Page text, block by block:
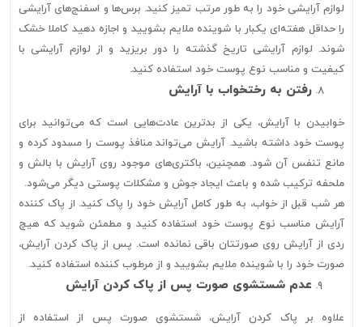
لوازم آرایشی خود را به طور مرتب تمیز کنید. برس‌ها و اسفنج‌های آرایشی
را حداقل هفته‌ای یکبار با شوینده ملایم بشویید و اجازه دهید کاملا خشک
شوند. لوازم آرایشی تاریخ گذشته را دور بریزید و از لوازم آرایشی با
کیفیت و مناسب نوع پوست خود استفاده کنید.
رفتن به رختخواب با آرایش
خوابیدن با آرایش، یکی از بدترین عادت‌هایی است که می‌توانید برای
پوست خود داشته باشید. آرایش می‌تواند منافذ پوست را مسدود کرده و
مانع تنفس آن شود. همچنین، باکتری‌های موجود روی آرایش با بالش و
ملحفه ترکیب شده و باعث ایجاد جوش و مشکلات پوستی دیگر می‌شود.
هر شب قبل از خواب، به طور کامل آرایش خود را پاک کنید. از پاک کننده
آرایش مناسب نوع پوست خود استفاده کنید و مطمئن شوید که هیچ
ردی از آرایش روی صورتتان باقی نمانده است. پس از پاک کردن آرایش،
صورت خود را با شوینده ملایم بشویید و از مرطوب کننده استفاده کنید.
عدم شستشوی صورت پس از پاک کردن آرایش
علاوه بر پاک کردن آرایش، شستشوی صورت پس از استفاده از